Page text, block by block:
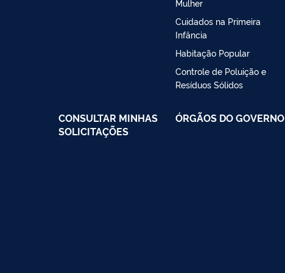
Mulher
Cuidados na Primeira
Infância
Habitação Popular
Controle de Poluição e
Resíduos Sólidos
CONSULTAR MINHAS
SOLICITAÇÕES
ÓRGÃOS DO GOVERNO